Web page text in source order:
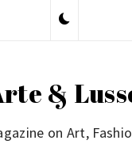
&
on Art,